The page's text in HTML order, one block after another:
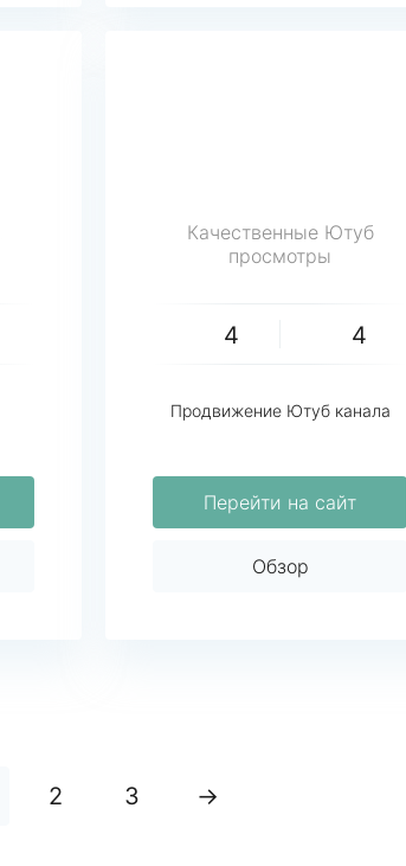
Качественные Ютуб
просмотры
4 4
Продвижение Ютуб канала
Перейти на сайт
Обзор
2 3 →